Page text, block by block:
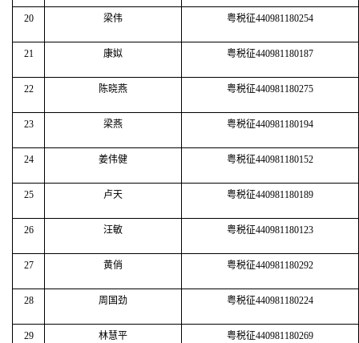
20 梁伟 粤税征440981180254
21 康姒 粤税征440981180187
22 陈晓燕 粤税征440981180275
23 梁燕 粤税征440981180194
24 姜伟健 粤税征440981180152
25 卢天 粤税征440981180189
26 汪敏 粤税征440981180123
27 黄俏 粤税征440981180292
28 周国劲 粤税征440981180224
29 林慧平 粤税征440981180269